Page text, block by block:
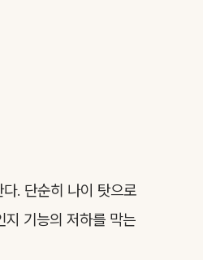
. 단순히 나이 탓으로
지 기능의 저하를 막는